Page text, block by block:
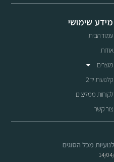
מידע שימושי
עמוד הבית
אודות
מוצרים
קלנועית יד 2
לקוחות ממליצים
צור קשר
מכל הסוגים
14/